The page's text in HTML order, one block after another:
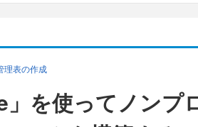
理表の作成
を使ってノンプ